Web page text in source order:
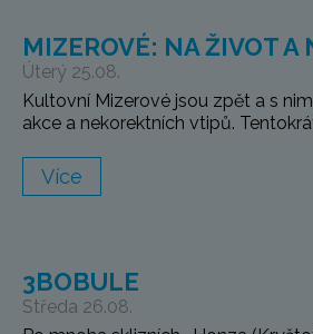
MIZEROVÉ: NA ŽIVOT A
Úterý 25.08.
Kultovní Mizerové jsou zpět a s
akce a nekorektních vtipů.
Více
3BOBULE
Středa 26.08.